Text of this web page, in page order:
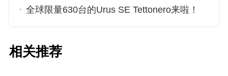
全球限量630台的Urus SE Tettonero来啦！
相关推荐